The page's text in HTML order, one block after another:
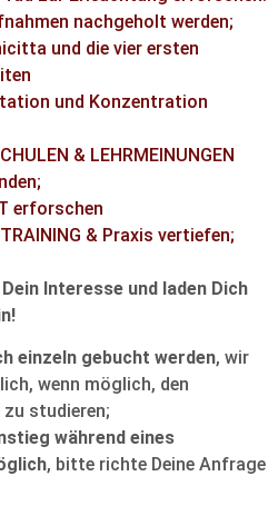
nachgeholt werden;
und die vier ersten
und Konzentration
& LEHRMEINUNGEN
erforschen
& Praxis vertiefen;
Interesse und laden Dich
einzeln gebucht werden, wir
wenn möglich, den
studieren;
während eines
, bitte richte Deine Anfrage